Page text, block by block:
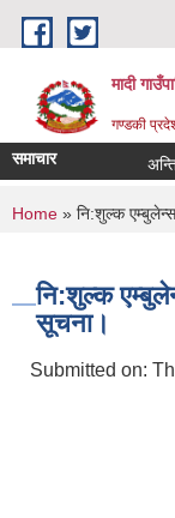
Skip to main content
मादी
गण्डकी
समाचार अन्तिम
You are
Home » नि:शुल्क
नि:शुल्क
सूचना।
Submitted on: